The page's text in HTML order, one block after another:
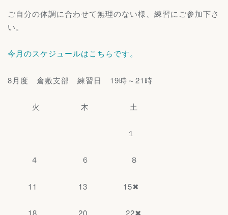
ご自分の体調に合わせて無理のない様、練習にご参加下さ
い。
今月のスケジュールはこちらです。
8月度 倉敷支部 練習日 19時～21時
火 木 土
１
４ ６ ８
11 13 15✖
18 20 22✖